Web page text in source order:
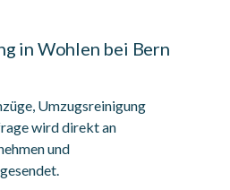
in Wohlen bei Bern
Umzugsreinigung
wird direkt an
und